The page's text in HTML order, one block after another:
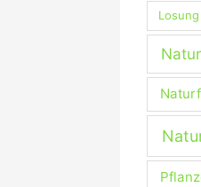
Losung